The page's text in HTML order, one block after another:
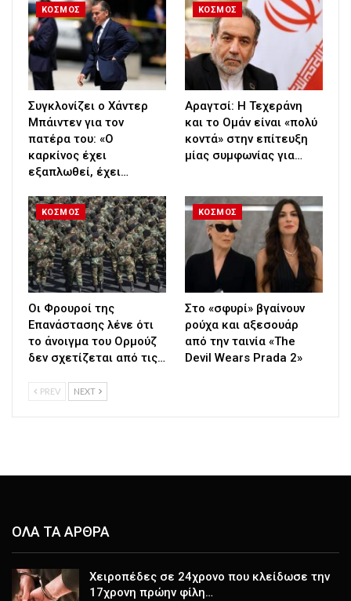
ΚΟΣΜΟΣ
Συγκλονίζει ο Χάντερ
Μπάιντεν για τον
πατέρα του: «Ο
καρκίνος έχει
εξαπλωθεί, έχει…
ΚΟΣΜΟΣ
Αραγτσί: Η Τεχεράνη
και το Ομάν είναι «πολύ
κοντά» στην επίτευξη
μίας συμφωνίας για…
ΚΟΣΜΟΣ
Οι Φρουροί της
Επανάστασης λένε ότι
το άνοιγμα του Ορμούζ
δεν σχετίζεται από τις…
ΚΟΣΜΟΣ
Στο «σφυρί» βγαίνουν
ρούχα και αξεσουάρ
από την ταινία «The
Devil Wears Prada 2»
PREV NEXT
ΟΛΑ ΤΑ ΑΡΘΡΑ
Χειροπέδες σε 24χρονο που κλείδωσε την
17χρονη πρώην φίλη…